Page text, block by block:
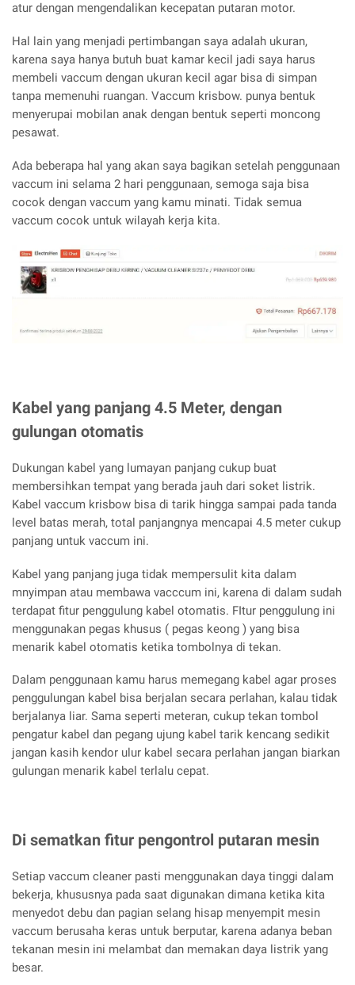
atur dengan mengendalikan kecepatan putaran motor.
Hal lain yang menjadi pertimbangan saya adalah ukuran,
karena saya hanya butuh buat kamar kecil jadi saya harus
membeli vaccum dengan ukuran kecil agar bisa di simpan
tanpa memenuhi ruangan. Vaccum krisbow. punya bentuk
menyerupai mobilan anak dengan bentuk seperti moncong
pesawat.
Ada beberapa hal yang akan saya bagikan setelah penggunaan
vaccum ini selama 2 hari penggunaan, semoga saja bisa
cocok dengan vaccum yang kamu minati. Tidak semua
vaccum cocok untuk wilayah kerja kita.
Kabel yang panjang 4.5 Meter, dengan
gulungan otomatis
Dukungan kabel yang lumayan panjang cukup buat
membersihkan tempat yang berada jauh dari soket listrik.
Kabel vaccum krisbow bisa di tarik hingga sampai pada tanda
level batas merah, total panjangnya mencapai 4.5 meter cukup
panjang untuk vaccum ini.
Kabel yang panjang juga tidak mempersulit kita dalam
mnyimpan atau membawa vacccum ini, karena di dalam sudah
terdapat fitur penggulung kabel otomatis. FItur penggulung ini
menggunakan pegas khusus ( pegas keong ) yang bisa
menarik kabel otomatis ketika tombolnya di tekan.
Dalam penggunaan kamu harus memegang kabel agar proses
penggulungan kabel bisa berjalan secara perlahan, kalau tidak
berjalanya liar. Sama seperti meteran, cukup tekan tombol
pengatur kabel dan pegang ujung kabel tarik kencang sedikit
jangan kasih kendor ulur kabel secara perlahan jangan biarkan
gulungan menarik kabel terlalu cepat.
Di sematkan fitur pengontrol putaran mesin
Setiap vaccum cleaner pasti menggunakan daya tinggi dalam
bekerja, khususnya pada saat digunakan dimana ketika kita
menyedot debu dan pagian selang hisap menyempit mesin
vaccum berusaha keras untuk berputar, karena adanya beban
tekanan mesin ini melambat dan memakan daya listrik yang
besar.